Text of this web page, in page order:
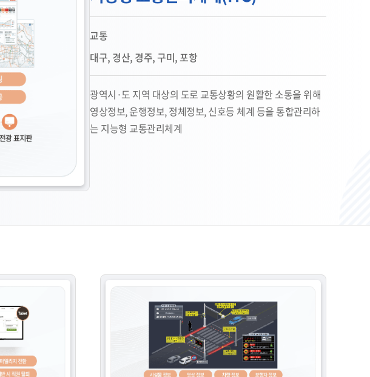
교통
대구, 경산, 경주, 구미, 포항
광역시·도 지역 대상의 도로 교통상황의 원활한 소통을 위해
영상정보, 운행정보, 정체정보, 신호등 체계 등을 통합관리하
는 지능형 교통관리체계